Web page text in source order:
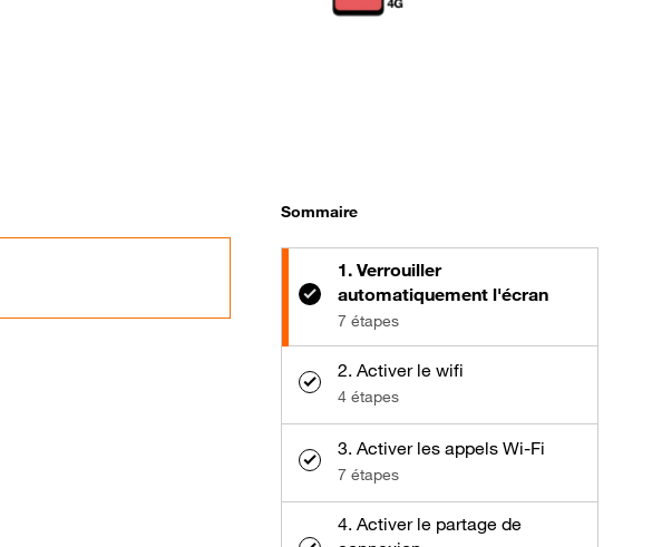
Sommaire
1. Verrouiller
automatiquement l'écran
7 étapes
2. Activer le wifi
4 étapes
3. Activer les appels Wi-Fi
7 étapes
4. Activer le partage de